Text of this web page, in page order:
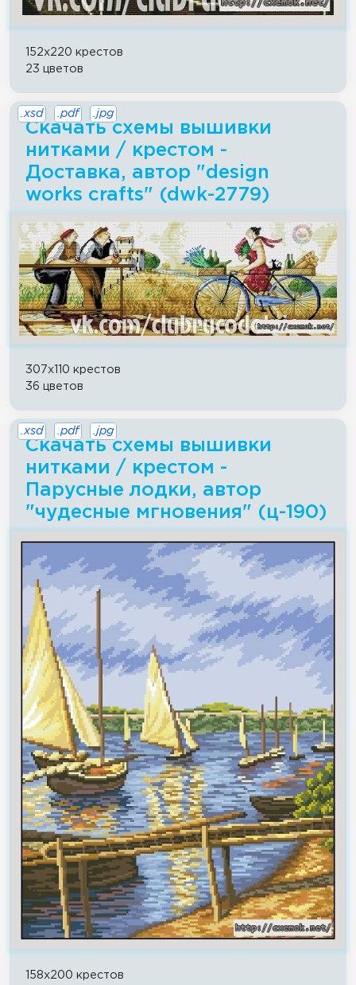
152x220 крестов
23 цветов
Скачать схемы вышивки
нитками / крестом -
Доставка, автор "design
works crafts" (dwk-2779)
.xsd .pdf .jpg
307x110 крестов
36 цветов
Скачать схемы вышивки
нитками / крестом -
Парусные лодки, автор
"чудесные мгновения" (ц-190)
.xsd .pdf .jpg
158x200 крестов